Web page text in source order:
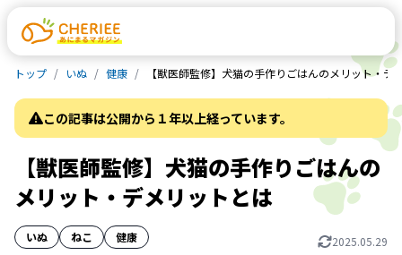
トップ いぬ 健康 【獣医師監修】犬猫の手作りごはんのメリット・デ
この記事は公開から１年以上経っています。
【獣医師監修】犬猫の手作りごはんの
メリット・デメリットとは
いぬ ねこ 健康 2025.05.29